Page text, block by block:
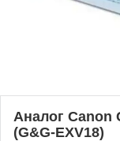
Аналог Canon
(G&G-EXV18)